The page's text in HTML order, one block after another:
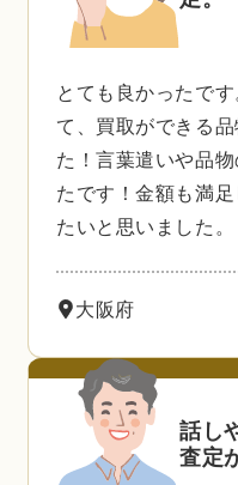
とても良かったで
て、買取ができる
た！言葉遣いや品
たです！金額も満
たいと思いました。
大阪府
話し
査定